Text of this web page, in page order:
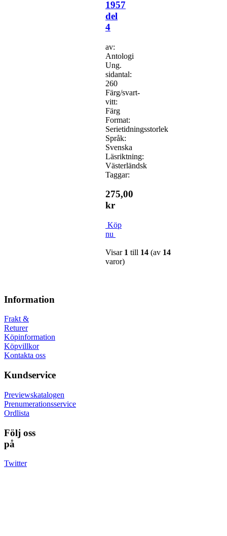
1957
del
4
av:
Antologi
Ung.
sidantal:
260
Färg/svart-
vitt:
Färg
Format:
Serietidningsstorlek
Språk:
Svenska
Läsriktning:
Västerländsk
Taggar:
275,00
kr
Köp
nu
Visar 1 till 14 (av 14
varor)
Information
Frakt &
Returer
Köpinformation
Köpvillkor
Kontakta oss
Kundservice
Previewskatalogen
Prenumerationsservice
Ordlista
Följ oss
på
Twitter